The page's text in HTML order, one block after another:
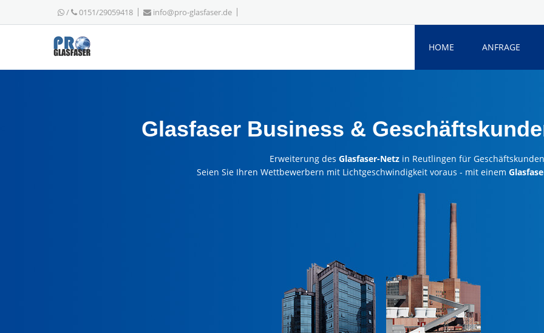
/ 0151/29059418 info@pro-glasfaser.de
HOME ANFRAGE
Glasfaser Business &
Erweiterung des Glasfaser-Netzin Reutlingen für
Seien Sie Ihren Wettbewerbern mit Lichtgeschwindigkeit voraus - mit einem